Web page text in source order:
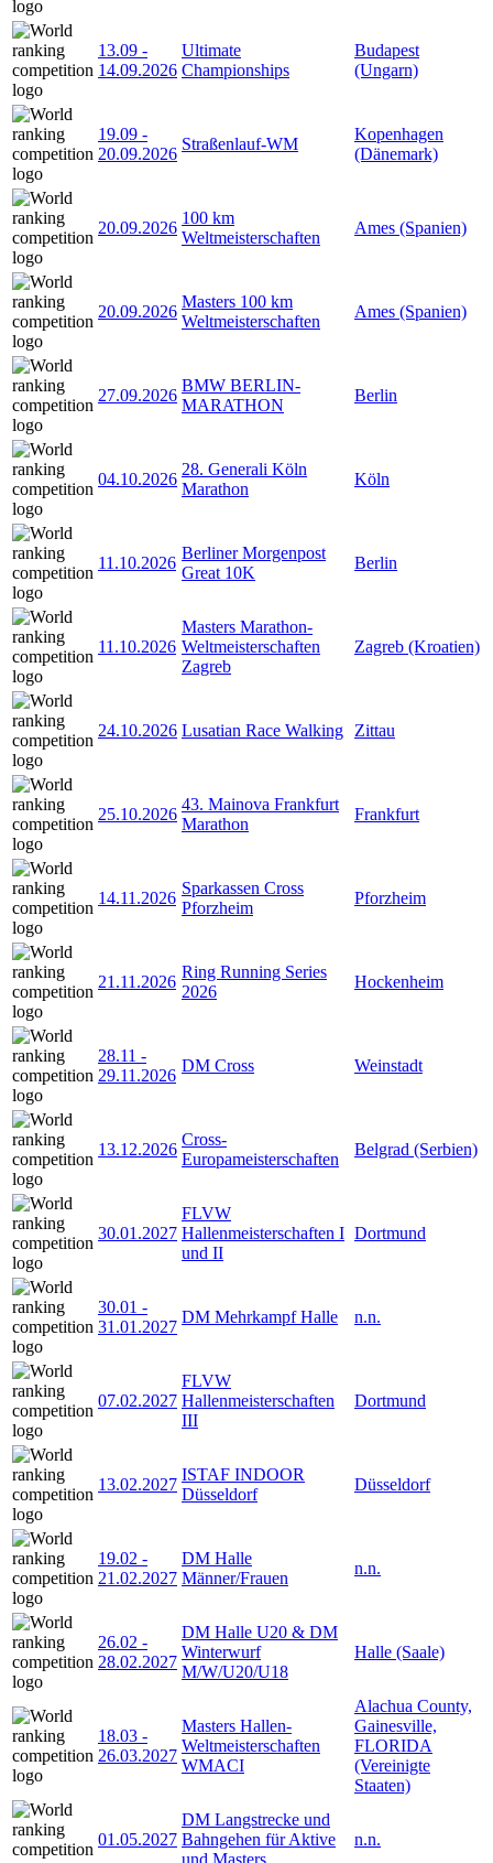
13.09 -
14.09.2026
Ultimate
Championships
Budapest
(Ungarn)
19.09 -
20.09.2026
Straßenlauf-WM
Kopenhagen
(Dänemark)
20.09.2026
100 km
Weltmeisterschaften
Ames (Spanien)
20.09.2026
Masters 100 km
Weltmeisterschaften
Ames (Spanien)
27.09.2026
BMW BERLIN-
MARATHON
Berlin
04.10.2026
28. Generali Köln
Marathon
Köln
11.10.2026
Berliner Morgenpost
Great 10K
Berlin
11.10.2026
Masters Marathon-
Weltmeisterschaften
Zagreb
Zagreb (Kroatien)
24.10.2026 Lusatian Race Walking Zittau
25.10.2026
43. Mainova Frankfurt
Marathon
Frankfurt
14.11.2026
Sparkassen Cross
Pforzheim
Pforzheim
21.11.2026
Ring Running Series
2026
Hockenheim
28.11 -
29.11.2026
DM Cross Weinstadt
13.12.2026
Cross-
Europameisterschaften
Belgrad (Serbien)
30.01.2027
FLVW
Hallenmeisterschaften I
und II
Dortmund
30.01 -
31.01.2027
DM Mehrkampf Halle n.n.
07.02.2027
FLVW
Hallenmeisterschaften
III
Dortmund
13.02.2027
ISTAF INDOOR
Düsseldorf
Düsseldorf
19.02 -
21.02.2027
DM Halle
Männer/Frauen
n.n.
26.02 -
28.02.2027
DM Halle U20 & DM
Winterwurf
M/W/U20/U18
Halle (Saale)
18.03 -
26.03.2027
Masters Hallen-
Weltmeisterschaften
WMACI
Alachua County,
Gainesville,
FLORIDA
(Vereinigte
Staaten)
01.05.2027
DM Langstrecke und
Bahngehen für Aktive
n.n.